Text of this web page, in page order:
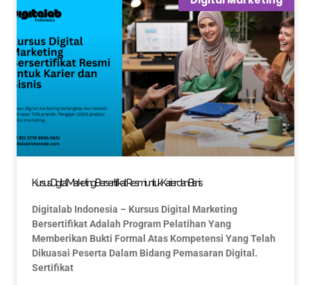
Kursus Digital Marketing Bersertifikat Resmi untuk Karier dan Bisnis
Digitalab Indonesia – Kursus Digital Marketing
Bersertifikat Adalah Program Pelatihan Yang
Memberikan Bukti Formal Atas Kompetensi Yang Telah
Dikuasai Peserta Dalam Bidang Pemasaran Digital.
Sertifikat